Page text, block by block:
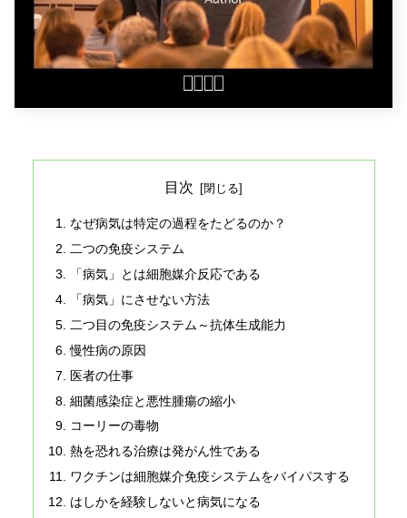
目次
なぜ病気は特定の過程をたどるのか？
二つの免疫システム
「病気」とは細胞媒介反応である
「病気」にさせない方法
二つ目の免疫システム～抗体生成能力
慢性病の原因
医者の仕事
細菌感染症と悪性腫瘍の縮小
コーリーの毒物
熱を恐れる治療は発がん性である
ワクチンは細胞媒介免疫システムをバイパスする
はしかを経験しないと病気になる